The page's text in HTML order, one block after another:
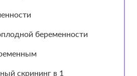
беременности
скрининг в 1